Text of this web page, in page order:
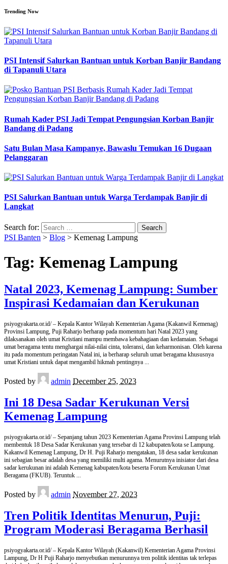
Trending Now
PSI Intensif Salurkan Bantuan untuk Korban Banjir Bandang
di Tapanuli Utara
Rumah Kader PSI Jadi Tempat Pengungsian Korban Banjir
Bandang di Padang
Satu Bulan Masa Kampanye, Bawaslu Temukan 16 Dugaan
Pelanggaran
PSI Salurkan Bantuan untuk Warga Terdampak Banjir di
Langkat
Search for:
PSI Banten > Blog > Kemenag Lampung
Tag: Kemenag Lampung
Natal 2023, Kemenag Lampung: Sumber
Inspirasi Kedamaian dan Kerukunan
psiyogyakarta.or.id/ – Kepala Kantor Wilayah Kementerian Agama (Kakanwil Kemenag)
Provinsi Lampung, Puji Raharjo berharap pada momentum hari Natal 2023 yang
dilaksanakan oleh umat Kristiani mampu membawa kebahagiaan dan kedamaian. Sebagai
umat beragama tentu menghargai nilai-nilai cinta, toleransi, dan keharmonisan. Oleh karena
itu pada momentum peringatan Natal ini, ia berharap seluruh umat beragama khususnya
umat Kristiani untuk dapat mengambil hikmah pentingnya ...
Posted by admin December 25, 2023
Ini 18 Desa Sadar Kerukunan Versi
Kemenag Lampung
psiyogyakarta.or.id/ – Sepanjang tahun 2023 Kementerian Agama Provinsi Lampung telah
membentuk 18 Desa Sadar Kerukunan yang tersebar di 12 kabupaten/kota se Lampung.
Kakanwil Kemenag Lampung, Dr H. Puji Raharjo mengatakan, 18 desa sadar kerukunan
ini sebagian besar adalah desa yang memiliki multi agama. Menurutnya inisiator dari desa
sadar kerukunan ini adalah Kemenag kabupaten/kota beserta Forum Kerukunan Umat
Beragama (FKUB). Teruntuk ...
Posted by admin November 27, 2023
Tren Politik Identitas Menurun, Puji:
Program Moderasi Beragama Berhasil
psiyogyakarta.or.id/ – Kepala Kantor Wilayah (Kakanwil) Kementerian Agama Provinsi
Lampung, Dr H Puji Raharjo menyebutkan menurunnya tren politik identitas tak terlepas